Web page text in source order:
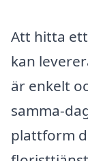
Att hitta
kan
är enkelt
samma-
plattform